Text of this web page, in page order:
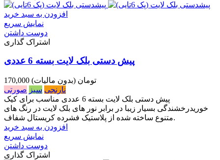
افزودن به سبد خرید
نمایش سریع
دوست داشتن
اشتراک گذاری
پیش دستی بلک لایت بسته 6 عددی
170,000 تومان (بدون مالیات)
نارنجی سبز صورتی
پیش دستی بلک لایت بسته 6 عددی مناسب برای کیک
خوریدرخشندگی بسیار زیبا در برابر نور های بلک لایت در رنگ های
متنوع ساخته شده از پلاستیک فشرده کریستال شفاف.
افزودن به سبد خرید
نمایش سریع
دوست داشتن
اشتراک گذاری